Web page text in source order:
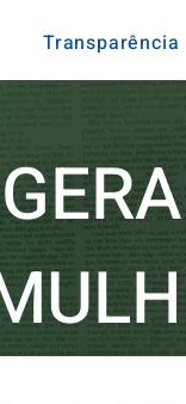
Transparência